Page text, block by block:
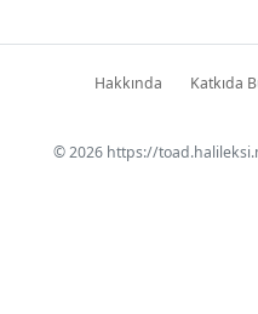
Hakkında Katkıda
© 2026 https://